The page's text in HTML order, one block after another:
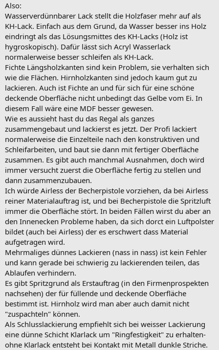
Also:
Wasserverdünnbarer Lack stellt die Holzfaser mehr auf als
KH-Lack. Einfach aus dem Grund, da Wasser besser ins Holz
eindringt als das Lösungsmittes des KH-Lacks (Holz ist
hygroskopisch). Dafür lässt sich Acryl Wasserlack
normalerweise besser schleifen als KH-Lack.
Fichte Längsholzkanten sind kein Problem, sie verhalten sich
wie die Flächen. Hirnholzkanten sind jedoch kaum gut zu
lackieren. Auch ist Fichte an und für sich für eine schöne
deckende Oberfläche nicht unbedingt das Gelbe vom Ei. In
diesem Fall wäre eine MDF besser gewesen.
Wie es aussieht hast du das Regal als ganzes
zusammengebaut und lackierst es jetzt. Der Profi lackiert
normalerweise die Einzelteile nach den konstruktiven und
Schleifarbeiten, und baut sie dann mit fertiger Oberfläche
zusammen. Es gibt auch manchmal Ausnahmen, doch wird
immer versucht zuerst die Oberfläche fertig zu stellen und
dann zusammenzubauen.
Ich würde Airless der Becherpistole vorziehen, da bei Airless
reiner Materialauftrag ist, und bei Becherpistole die Spritzluft
immer die Oberfläche stört. In beiden Fällen wirst du aber an
den Innenecken Probleme haben, da sich dorct ein Luftpolster
bildet (auch bei Airless) der es erschwert dass Material
aufgetragen wird.
Mehrmaliges dünnes Lackieren (nass in nass) ist kein Fehler
und kann gerade bei schwierig zu lackierenden teilen, das
Ablaufen verhindern.
Es gibt Spritzgrund als Erstauftrag (in den Firmenprospekten
nachsehen) der für füllende und deckende Oberfläche
bestimmt ist. Hirnholz wird man aber auch damit nicht
"zuspachteln" können.
Als Schlusslackierung empfiehlt sich bei weisser Lackierung
eine dünne Schicht Klarlack um "Ringfestigkeit" zu erhalten-
ohne Klarlack entsteht bei Kontakt mit Metall dunkle Striche.